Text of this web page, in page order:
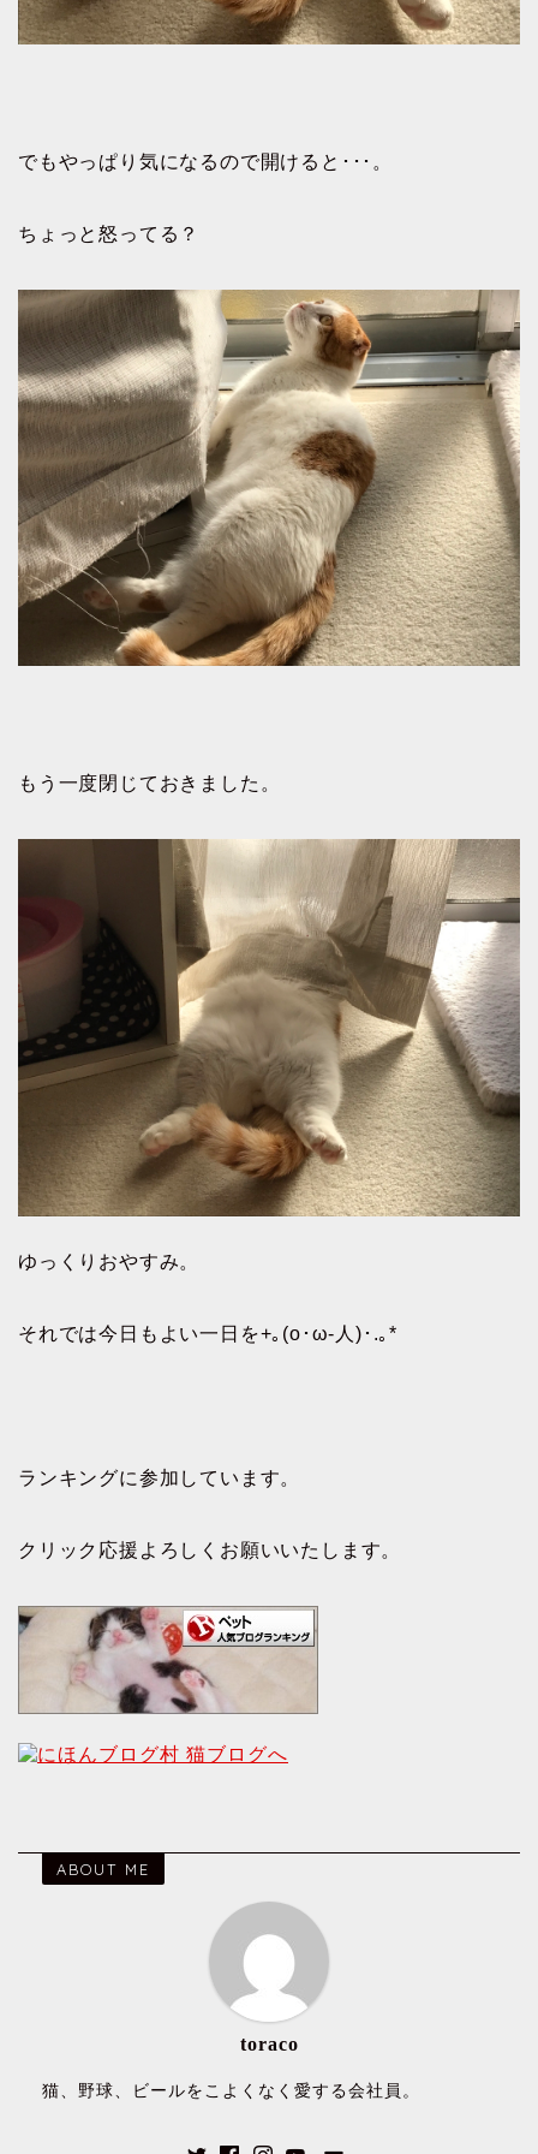
でもやっぱり気になるので開けると･･･。
ちょっと怒ってる？
もう一度閉じておきました。
ゆっくりおやすみ。
それでは今日もよい一日を+｡(o･ω-人)･.｡*
ランキングに参加しています。
クリック応援よろしくお願いいたします。
ABOUT ME
toraco
猫、野球、ビールをこよくなく愛する会社員。